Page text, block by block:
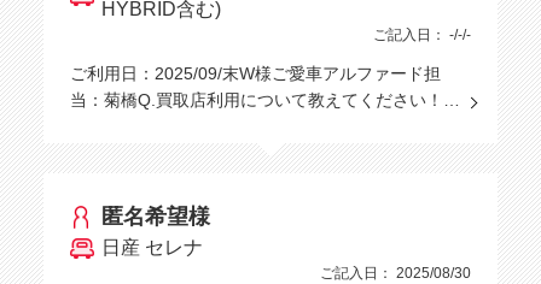
HYBRID含む)
ご記入日： -/-/-
ご利用日：2025/09/末W様ご愛車アルファード担
当：菊橋Q.買取店利用について教えてください！…
匿名希望様
日産 セレナ
ご記入日： 2025/08/30